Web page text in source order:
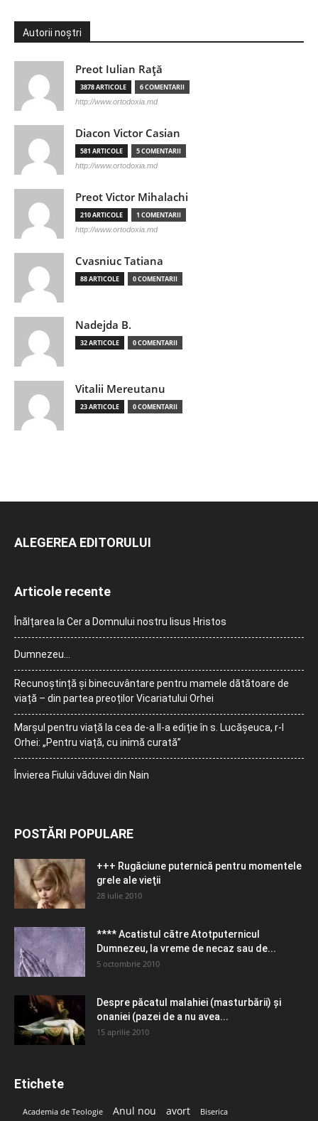
Autorii noștri
Preot Iulian Raţă
3878 ARTICOLE 6 COMENTARII
http://www.ortodoxia.md
Diacon Victor Casian
581 ARTICOLE 5 COMENTARII
http://www.ortodoxia.md
Preot Victor Mihalachi
210 ARTICOLE 1 COMENTARII
http://www.ortodoxia.md
Cvasniuc Tatiana
88 ARTICOLE 0 COMENTARII
Nadejda B.
32 ARTICOLE 0 COMENTARII
Vitalii Mereutanu
23 ARTICOLE 0 COMENTARII
ALEGEREA EDITORULUI
Articole recente
Înălțarea la Cer a Domnului nostru Iisus Hristos
Dumnezeu…
Recunoștință și binecuvântare pentru mamele dătătoare de
viață – din partea preoților Vicariatului Orhei
Marșul pentru viață la cea de-a II-a ediție în s. Lucășeuca, r-l
Orhei: „Pentru viață, cu inimă curată”
Învierea Fiului văduvei din Nain
POSTĂRI POPULARE
+++ Rugăciune puternică pentru momentele
grele ale vieţii
28 iulie 2010
**** Acatistul către Atotputernicul
Dumnezeu, la vreme de necaz sau de...
5 octombrie 2010
Despre păcatul malahiei (masturbării) şi
onaniei (pazei de a nu avea...
15 aprilie 2010
Etichete
Academia de Teologie Anul nou avort Biserica